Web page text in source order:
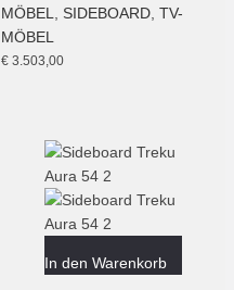
MÖBEL, SIDEBOARD, TV-
MÖBEL
€3.503,00
In den Warenkorb